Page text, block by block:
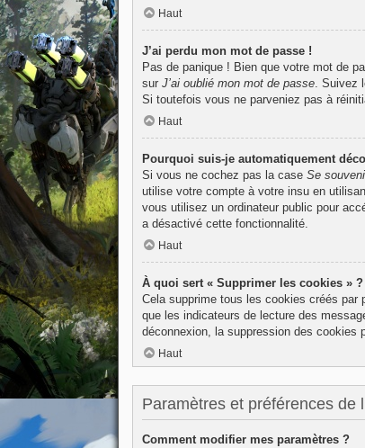
Haut
J’ai perdu mon mot de passe !
Pas de panique ! Bien que votre mot de
sur J’ai oublié mon mot de passe. Suivez
Si toutefois vous ne parveniez pas à
Haut
Pourquoi suis-je automatiquement
Si vous ne cochez pas la case Se
utilise votre compte à votre insu en
vous utilisez un ordinateur public pour
a désactivé cette fonctionnalité.
Haut
À quoi sert « Supprimer les cookies » ?
Cela supprime tous les cookies créés par
que les indicateurs de lecture des
déconnexion, la suppression des cookies
Haut
Paramètres et préférences de
Comment modifier mes paramètres ?